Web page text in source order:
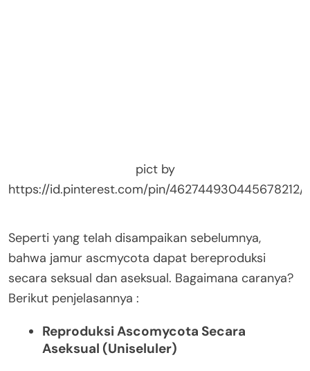
pict by
https://id.pinterest.com/pin/462744930445678212/
Seperti yang telah disampaikan sebelumnya,
bahwa jamur ascmycota dapat bereproduksi
secara seksual dan aseksual. Bagaimana caranya?
Berikut penjelasannya :
Reproduksi Ascomycota Secara
Aseksual (Uniseluler)